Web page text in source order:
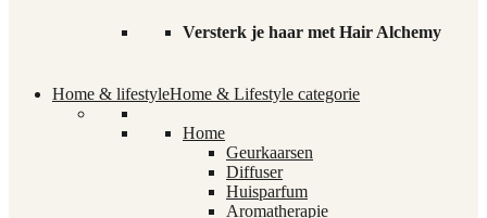
Versterk je haar met Hair Alchemy
Home & lifestyleHome & Lifestyle categorie
Home
Geurkaarsen
Diffuser
Huisparfum
Aromatherapie